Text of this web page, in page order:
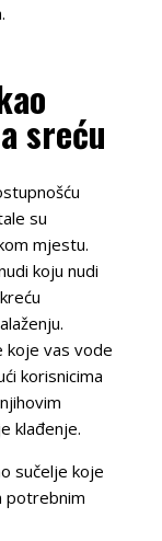
sreću
su
mjestu.
koju nudi
koje vas vode
korisnicima
klađenje.
sučelje koje
potrebnim